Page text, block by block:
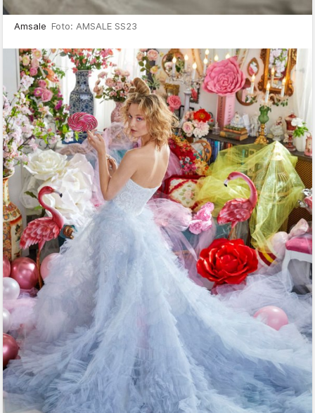
Amsale Foto: AMSALE SS23